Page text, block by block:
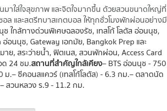
ใส่ใจสุขภาพ และจิตใจมากขึ้น ด้วยสวนขนาดใหญ่ที่
ล และสตรีทบาสเกตบอล ให้ทุกชั่วโมงพักผ่อนอย่างมี
ใกล้ทางด่วนพิเศษฉลองรัช, เทสโก้ โลตัส อ่อนนุช,
นนุช, Gateway เอกมัย, Bangkok Prep และ
ย, สระว่ายน้ำ, ฟิตเนส, สวนพักผ่อน, Access Card
24 ชม.สถานที่สำคัญใกล้เคียง– BTS อ่อนนุช - 750
.– ซีคอนสแควร์ (เทสโก้โลตัส) - 6.3 กม.– ตลาดนัด
สวนหลวง ร.9 - 11.2 กม.